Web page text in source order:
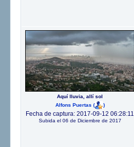
Aquí lluvia, allí sol
Alfons Puertas ( )
Fecha de captura: 2017-09-12 06:28:11
Subida el 06 de Diciembre de 2017